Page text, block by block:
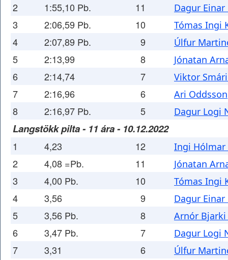
2 1:55,10 Pb. 11 Dagur Einar
3 2:06,59 Pb. 10 Tómas Ingi
4 2:07,89 Pb. 9 Úlfur
5 2:13,99 8 Jónatan
6 2:14,74 7 Viktor
7 2:16,96 6 Ari Oddsson
8 2:16,97 Pb. 5 Dagur Logi
Langstökk pilta - 11 ára - 10.12.2022
1 4,23 12 Ingi Hólmar
2 4,08 =Pb. 11 Jónatan
3 4,00 Pb. 10 Tómas Ingi
4 3,56 9 Dagur Einar
5 3,56 Pb. 8 Arnór
6 3,47 Pb. 7 Dagur Logi
7 3,31 6 Úlfur